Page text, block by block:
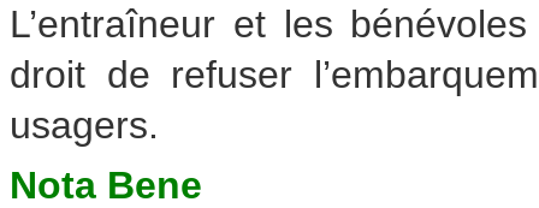
L’entraîneur et les
droit de refuser
usagers.
Nota Bene